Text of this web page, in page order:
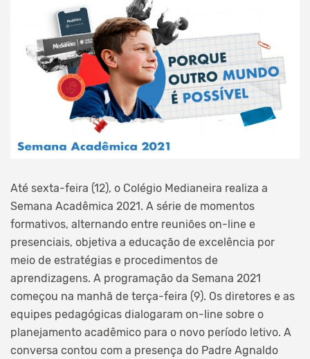
Até sexta-feira (12), o Colégio Medianeira realiza a
Semana Acadêmica 2021. A série de momentos
formativos, alternando entre reuniões on-line e
presenciais, objetiva a educação de excelência por
meio de estratégias e procedimentos de
aprendizagens. A programação da Semana 2021
começou na manhã de terça-feira (9). Os diretores e as
equipes pedagógicas dialogaram on-line sobre o
planejamento acadêmico para o novo período letivo. A
conversa contou com a presença do Padre Agnaldo